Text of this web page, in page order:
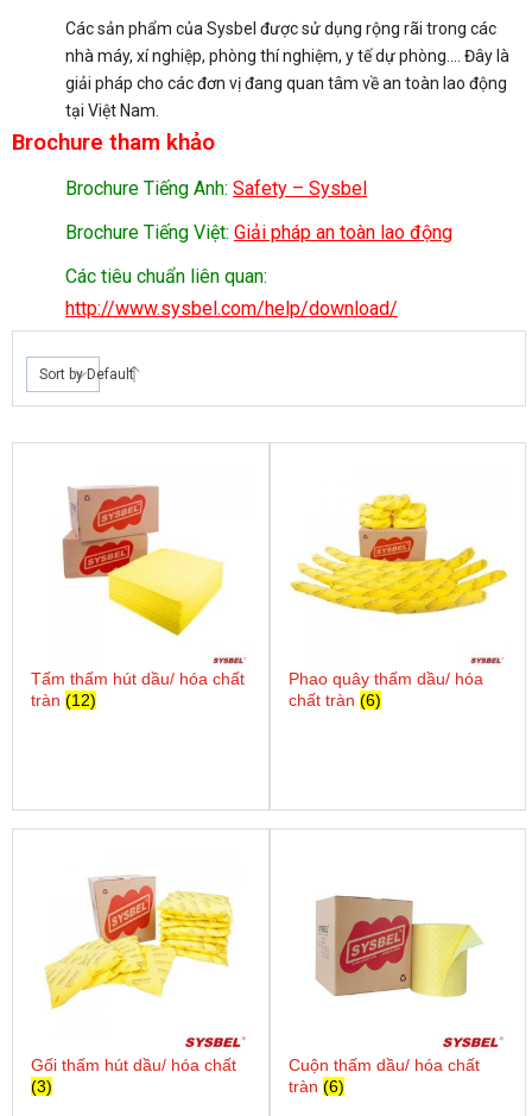
Các sản phẩm của Sysbel được sử dụng rộng rãi trong các
nhà máy, xí nghiệp, phòng thí nghiệm, y tế dự phòng…. Đây là
giải pháp cho các đơn vị đang quan tâm về an toàn lao động
tại Việt Nam.
Brochure tham khảo
Brochure Tiếng Anh: Safety – Sysbel
Brochure Tiếng Việt: Giải pháp an toàn lao động
Các tiêu chuẩn liên quan:
http://www.sysbel.com/help/download/
Sort by Default
Tấm thấm hút dầu/ hóa chất
tràn(12)
Phao quây thấm dầu/ hóa
chất tràn (6)
Gối thấm hút dầu/ hóa chất
(3)
Cuộn thấm dầu/ hóa chất
tràn (6)